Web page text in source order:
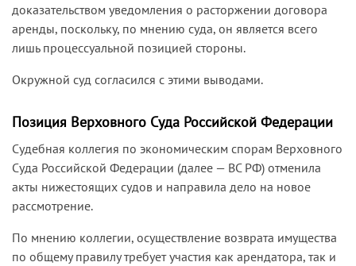
доказательством уведомления о расторжении договора
аренды, поскольку, по мнению суда, он является всего
лишь процессуальной позицией стороны.
Окружной суд согласился с этими выводами.
Позиция Верховного Суда Российской Федерации
Судебная коллегия по экономическим спорам Верховного
Суда Российской Федерации (далее — ВС РФ) отменила
акты нижестоящих судов и направила дело на новое
рассмотрение.
По мнению коллегии, осуществление возврата имущества
по общему правилу требует участия как арендатора, так и